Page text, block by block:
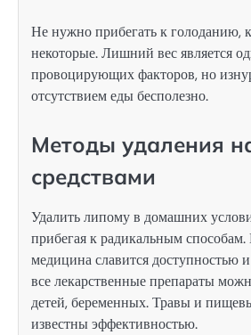
Не нужно прибегать к голоданию,
некоторые. Лишний вес является
провоцирующих факторов, но
отсутствием еды бесполезно.
Методы удаления
средствами
Удалить липому в домашних
прибегая к радикальным
медицина славится доступностью
все лекарственные препараты
детей, беременных. Травы и
известны эффективностью.